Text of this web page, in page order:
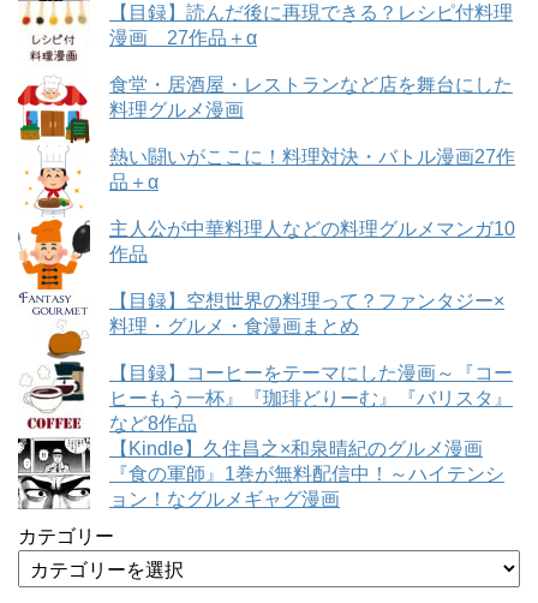
【目録】読んだ後に再現できる？レシピ付料理
漫画 27作品＋α
食堂・居酒屋・レストランなど店を舞台にした
料理グルメ漫画
熱い闘いがここに！料理対決・バトル漫画27作
品＋α
主人公が中華料理人などの料理グルメマンガ10
作品
【目録】空想世界の料理って？ファンタジー×
料理・グルメ・食漫画まとめ
【目録】コーヒーをテーマにした漫画～『コー
ヒーもう一杯』『珈琲どりーむ』『バリスタ』
など8作品
【Kindle】久住昌之×和泉晴紀のグルメ漫画
『食の軍師』1巻が無料配信中！～ハイテンシ
ョン！なグルメギャグ漫画
カテゴリー